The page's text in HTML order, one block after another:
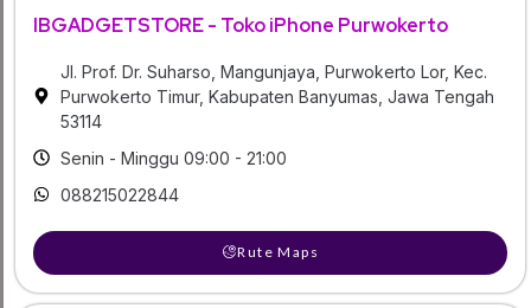
IBGADGETSTORE - Toko iPhone Purwokerto
Jl. Prof. Dr. Suharso, Mangunjaya, Purwokerto Lor, Kec.
Purwokerto Timur, Kabupaten Banyumas, Jawa Tengah
53114
Senin - Minggu 09:00 - 21:00
088215022844
Rute Maps